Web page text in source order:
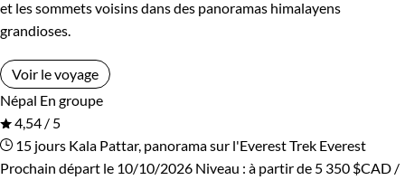
et les sommets voisins dans des panoramas himalayens
grandioses.
Voir le voyage
Népal En groupe
4,54 / 5
15 jours Kala Pattar, panorama sur l'EverestTrek Everest
Prochain départ le 10/10/2026 Niveau : à partir de 5 350 $CAD /